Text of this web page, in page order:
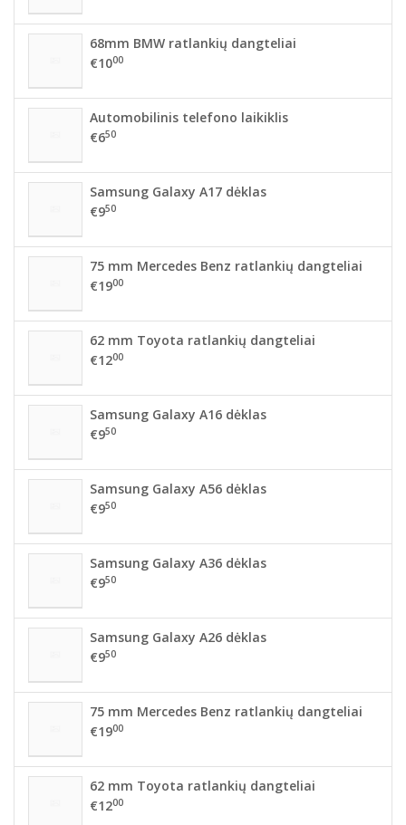
68mm BMW ratlankių dangteliai
€1000
Automobilinis telefono laikiklis
€650
Samsung Galaxy A17 dėklas
€950
75 mm Mercedes Benz ratlankių dangteliai
€1900
62 mm Toyota ratlankių dangteliai
€1200
Samsung Galaxy A16 dėklas
€950
Samsung Galaxy A56 dėklas
€950
Samsung Galaxy A36 dėklas
€950
Samsung Galaxy A26 dėklas
€950
75 mm Mercedes Benz ratlankių dangteliai
€1900
62 mm Toyota ratlankių dangteliai
€1200